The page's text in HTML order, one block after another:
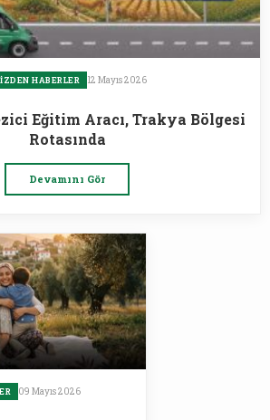
HABERLER 12 Mayıs 2026
Eğitim Aracı, Trakya Bölgesi
Rotasında
Devamını Gör
09 Mayıs 2026